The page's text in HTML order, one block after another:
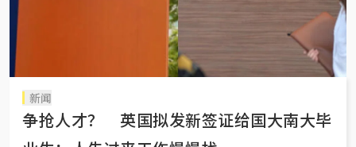
新闻
争抢人才？ 英国拟发新签证给国大南大毕